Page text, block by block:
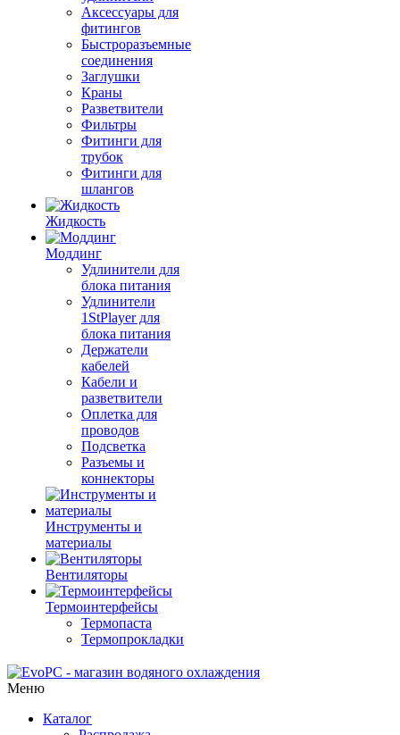
Аксессуары для
фитингов
Быстроразъемные
соединения
Заглушки
Краны
Разветвители
Фильтры
Фитинги для
трубок
Фитинги для
шлангов
Жидкость
Моддинг
Удлинители для
блока питания
Удлинители
1StPlayer для
блока питания
Держатели
кабелей
Кабели и
разветвители
Оплетка для
проводов
Подсветка
Разъемы и
коннекторы
Инструменты и
материалы
Вентиляторы
Термоинтерфейсы
Термопаста
Термопрокладки
Меню
Каталог